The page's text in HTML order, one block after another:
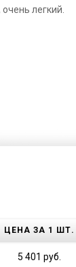
легкий.
ЦЕНА ЗА 1 ШТ.
5 401 руб.